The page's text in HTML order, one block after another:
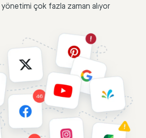
yönetimi çok fazla zaman alıyor